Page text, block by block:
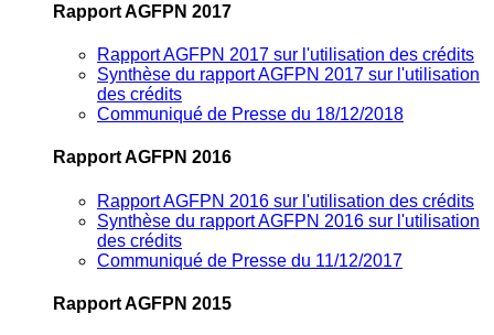
Rapport AGFPN 2017
Rapport AGFPN 2017 sur l'utilisation des crédits
Synthèse du rapport AGFPN 2017 sur l'utilisation
des crédits
Communiqué de Presse du 18/12/2018
Rapport AGFPN 2016
Rapport AGFPN 2016 sur l'utilisation des crédits
Synthèse du rapport AGFPN 2016 sur l'utilisation
des crédits
Communiqué de Presse du 11/12/2017
Rapport AGFPN 2015